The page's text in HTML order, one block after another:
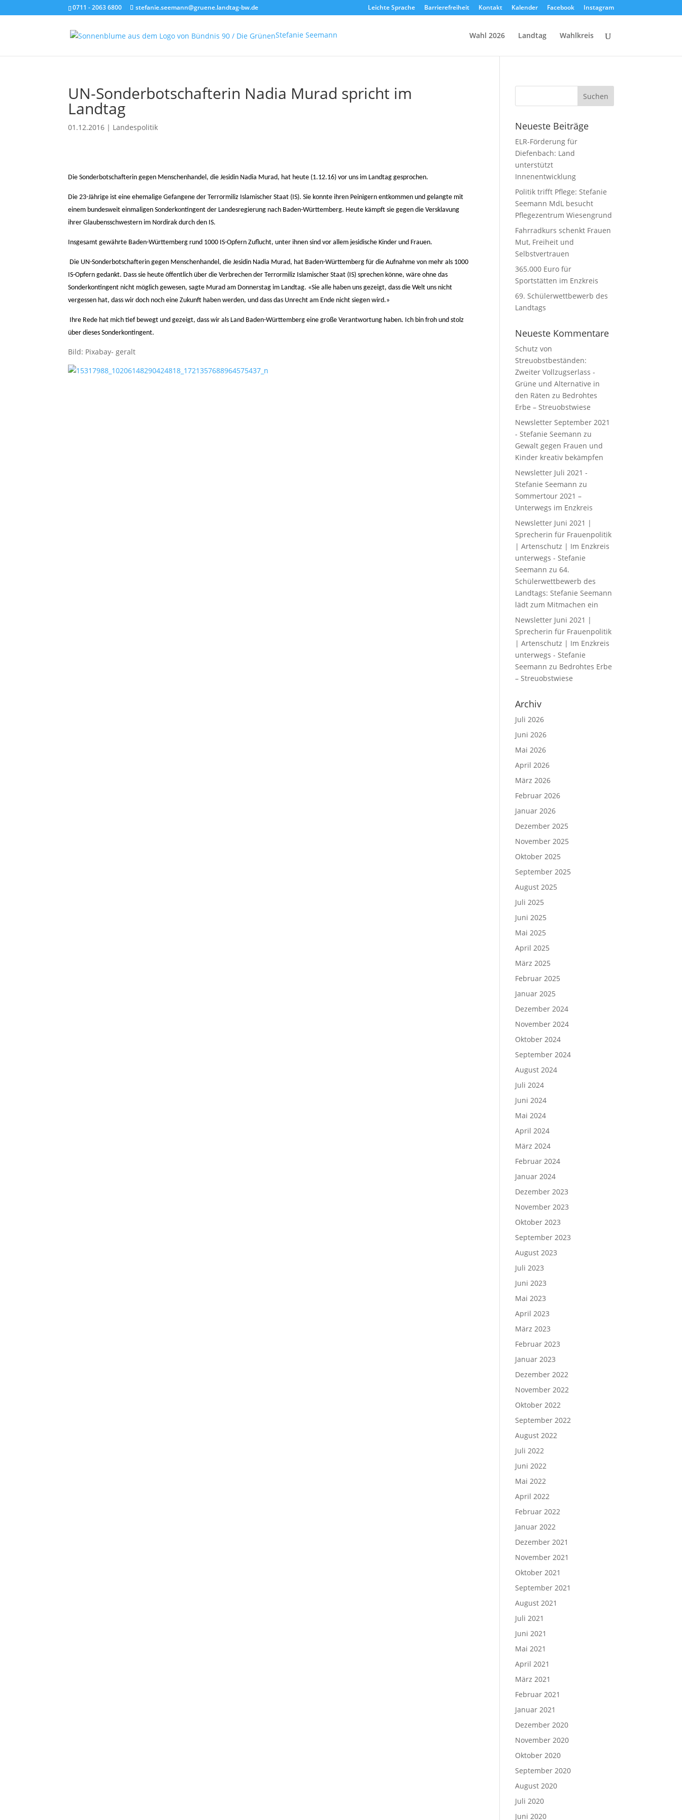
0711 - 2063 6800 stefanie.seemann@gruene.landtag-bw.de Leichte Sprache Barrierefreiheit Kontakt Kalender Facebook Instagram
Stefanie Seemann Wahl 2026 Landtag Wahlkreis
UN-Sonderbotschafterin Nadia Murad spricht im
Landtag
01.12.2016 | Landespolitik
Die Sonderbotschafterin gegen Menschenhandel, die Jesidin Nadia Murad, hat heute (1.12.16) vor uns im Landtag gesprochen.
Die 23-Jährige ist eine ehemalige Gefangene der Terrormiliz Islamischer Staat (IS). Sie konnte ihren Peinigern entkommen und gelangte mit
einem bundesweit einmaligen Sonderkontingent der Landesregierung nach Baden-Württemberg. Heute kämpft sie gegen die Versklavung
ihrer Glaubensschwestern im Nordirak durch den IS.
Insgesamt gewährte Baden-Württemberg rund 1000 IS-Opfern Zuflucht, unter ihnen sind vor allem jesidische Kinder und Frauen.
Die UN-Sonderbotschafterin gegen Menschenhandel, die Jesidin Nadia Murad, hat Baden-Württemberg für die Aufnahme von mehr als 1000
IS-Opfern gedankt. Dass sie heute öffentlich über die Verbrechen der Terrormiliz Islamischer Staat (IS) sprechen könne, wäre ohne das
Sonderkontingent nicht möglich gewesen, sagte Murad am Donnerstag im Landtag. «Sie alle haben uns gezeigt, dass die Welt uns nicht
vergessen hat, dass wir doch noch eine Zukunft haben werden, und dass das Unrecht am Ende nicht siegen wird.»
Ihre Rede hat mich tief bewegt und gezeigt, dass wir als Land Baden-Württemberg eine große Verantwortung haben. Ich bin froh und stolz
über dieses Sonderkontingent.
Bild: Pixabay- geralt
Neueste Beiträge
ELR-Förderung für
Diefenbach: Land
unterstützt
Innenentwicklung
Politik trifft Pflege: Stefanie
Seemann MdL besucht
Pflegezentrum Wiesengrund
Fahrradkurs schenkt Frauen
Mut, Freiheit und
Selbstvertrauen
365.000 Euro für
Sportstätten im Enzkreis
69. Schülerwettbewerb des
Landtags
Neueste Kommentare
Schutz von
Streuobstbeständen:
Zweiter Vollzugserlass -
Grüne und Alternative in
den Räten zu Bedrohtes
Erbe – Streuobstwiese
Newsletter September 2021
- Stefanie Seemann zu
Gewalt gegen Frauen und
Kinder kreativ bekämpfen
Newsletter Juli 2021 -
Stefanie Seemann zu
Sommertour 2021 –
Unterwegs im Enzkreis
Newsletter Juni 2021 |
Sprecherin für Frauenpolitik
| Artenschutz | Im Enzkreis
unterwegs - Stefanie
Seemann zu64.
Schülerwettbewerb des
Landtags: Stefanie Seemann
lädt zum Mitmachen ein
Newsletter Juni 2021 |
Sprecherin für Frauenpolitik
| Artenschutz | Im Enzkreis
unterwegs - Stefanie
Seemann zu Bedrohtes Erbe
– Streuobstwiese
Archiv
Juli 2026
Juni 2026
Mai 2026
April 2026
März 2026
Februar 2026
Januar 2026
Dezember 2025
November 2025
Oktober 2025
September 2025
August 2025
Juli 2025
Juni 2025
Mai 2025
April 2025
März 2025
Februar 2025
Januar 2025
Dezember 2024
November 2024
Oktober 2024
September 2024
August 2024
Juli 2024
Juni 2024
Mai 2024
April 2024
März 2024
Februar 2024
Januar 2024
Dezember 2023
November 2023
Oktober 2023
September 2023
August 2023
Juli 2023
Juni 2023
Mai 2023
April 2023
März 2023
Februar 2023
Januar 2023
Dezember 2022
November 2022
Oktober 2022
September 2022
August 2022
Juli 2022
Juni 2022
Mai 2022
April 2022
Februar 2022
Januar 2022
Dezember 2021
November 2021
Oktober 2021
September 2021
August 2021
Juli 2021
Juni 2021
Mai 2021
April 2021
März 2021
Februar 2021
Januar 2021
Dezember 2020
November 2020
Oktober 2020
September 2020
August 2020
Juli 2020
Juni 2020